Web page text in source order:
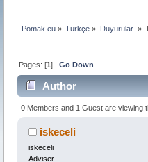
Pomak.eu » Türkçe » Duyurular »
Pages: [1]Go Down
Author
0 Members and 1 Guest are viewing
iskeceli
iskeceli
Adviser